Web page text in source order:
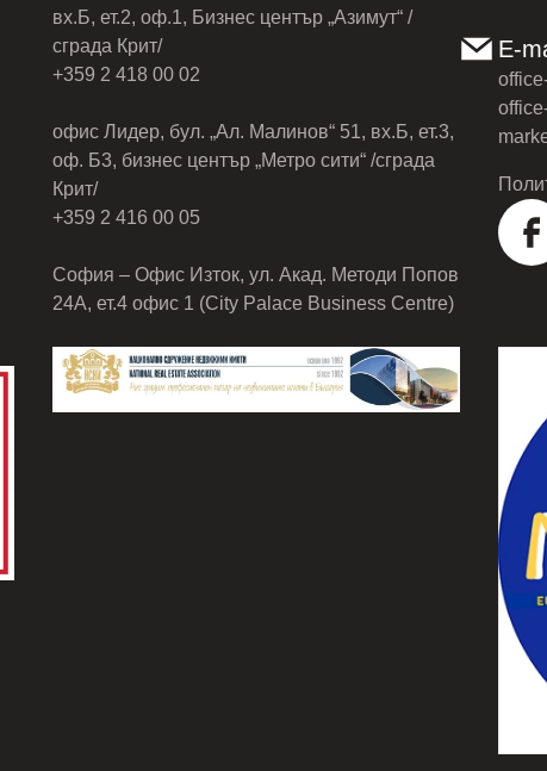
вх.Б, ет.2, оф.1, Бизнес център „Азимут“ /
сграда Крит/
+359 2 418 00 02
офис Лидер, бул. „Ал. Малинов“ 51, вх.Б, ет.3,
оф. Б3, бизнес център „Метро сити“ /сграда
Крит/
+359 2 416 00 05
София – Офис Изток, ул. Акад. Методи Попов
24А, ет.4 офис 1 (City Palace Business Centre)
E-